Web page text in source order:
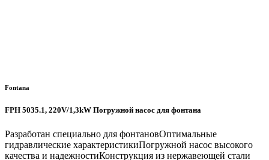
Fontana
FPH 5035.1, 220V/1,3kW Погружной насос для фонтана
Разработан специально для фонтановОптимальные
гидравлические характеристикиПогружной насос высокого
качества и надежностиКонструкция из нержавеющей стали